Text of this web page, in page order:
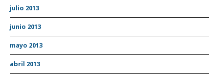
julio 2013
junio 2013
mayo 2013
abril 2013